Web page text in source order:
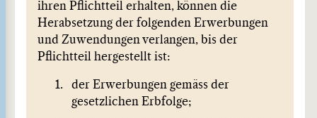
ihren Pflichtteil erhalten, können die
Herabsetzung der folgenden Erwerbungen
und Zuwendungen verlangen, bis der
Pflichtteil hergestellt ist:
der Erwerbungen gemäss der
gesetzlichen Erbfolge;